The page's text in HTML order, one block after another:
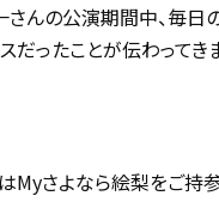
んの公演期間中、毎日
ったことが伝わってき
はMyさよなら絵梨をご持